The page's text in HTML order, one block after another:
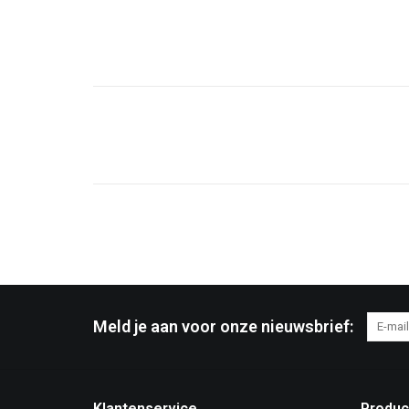
Meld je aan voor onze nieuwsbrief: